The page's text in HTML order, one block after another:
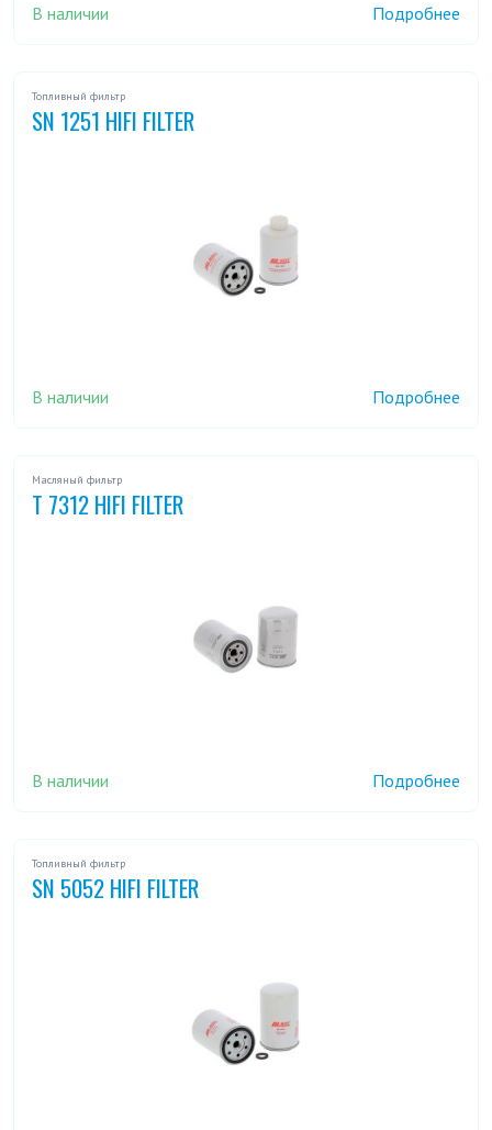
В наличии Подробнее
Топливный фильтр
SN 1251 HIFI FILTER
В наличии Подробнее
Масляный фильтр
T 7312 HIFI FILTER
В наличии Подробнее
Топливный фильтр
SN 5052 HIFI FILTER